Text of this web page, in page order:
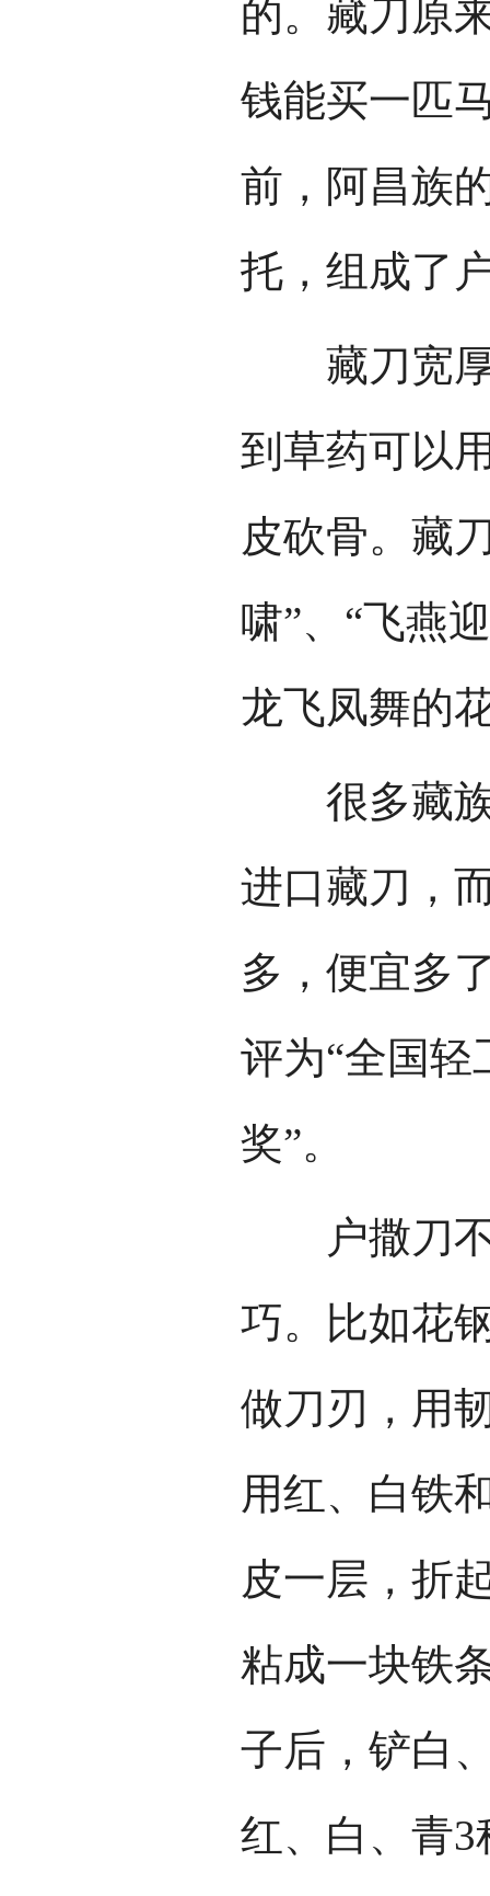
的。藏刀原
钱能买一匹
前，阿昌族
托，组成了
藏刀宽厚
到草药可以
皮砍骨。藏
啸”、“飞燕
龙飞凤舞的
很多藏族
进口藏刀，
多，便宜多
评为“全国
奖”。
户撒刀不
巧。比如花
做刀刃，用
用红、白铁
皮一层，折
粘成一块铁
子后，铲白
红、白、青